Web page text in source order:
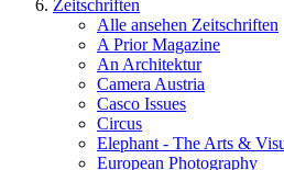
Zeitschriften
Alle ansehen Zeitschriften
A Prior Magazine
An Architektur
Camera Austria
Casco Issues
Circus
Elephant - The Arts &
European Photography